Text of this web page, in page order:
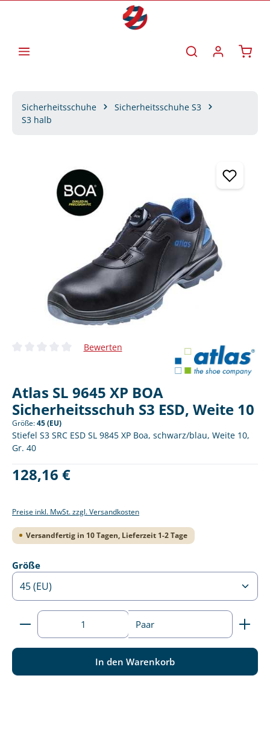
Sicherheitsschuhe
Sicherheitsschuhe S3
S3 halb
Durchschnittliche Bewertung von 0 von 5 Sternen
Bewerten
Atlas SL 9645 XP BOA
Sicherheitsschuh S3 ESD, Weite 10
Größe:45 (EU)
Stiefel S3 SRC ESD SL 9845 XP Boa, schwarz/blau, Weite 10,
Gr. 40
Regulärer Preis:
128,16 €
Preise inkl. MwSt. zzgl. Versandkosten
Versandfertig in 10 Tagen, Lieferzeit 1-2 Tage
Größeauswählen
Produkt Anzahl: Gib den gewünschten Wert ein
Paar
In den Warenkorb